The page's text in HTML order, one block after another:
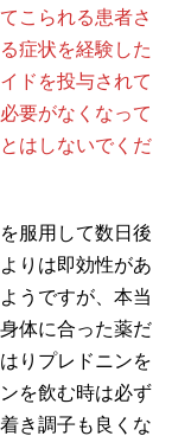
こられる患者さ
症状を経験した
ドを投与されて
要がなくなって
はしないでくだ
服用して数日後
りは即効性があ
うですが、本当
体に合った薬だ
りプレドニンを
を飲む時は必ず
き調子も良くな